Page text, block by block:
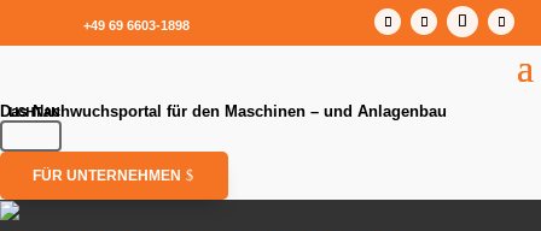
+49 69 6603-1898
Das Nachwuchsportal für den Maschinen – und Anlagenbau
FÜR UNTERNEHMEN